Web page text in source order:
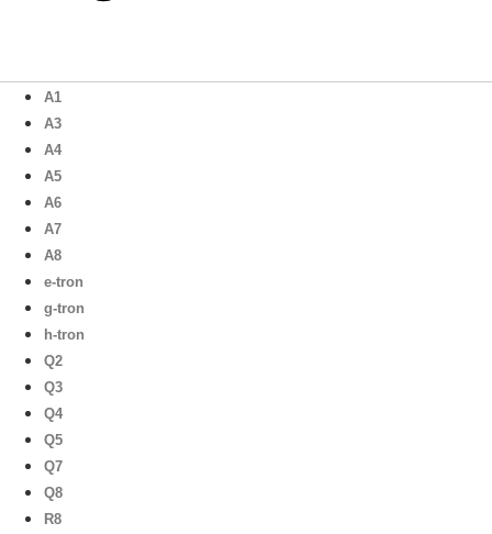
A1
A3
A4
A5
A6
A7
A8
e-tron
g-tron
h-tron
Q2
Q3
Q4
Q5
Q7
Q8
R8